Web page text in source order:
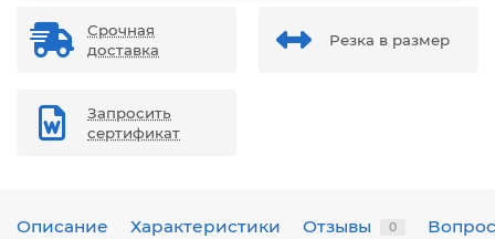
Срочная
доставка
Резка в размер
Запросить
сертификат
Описание Характеристики Отзывы 0